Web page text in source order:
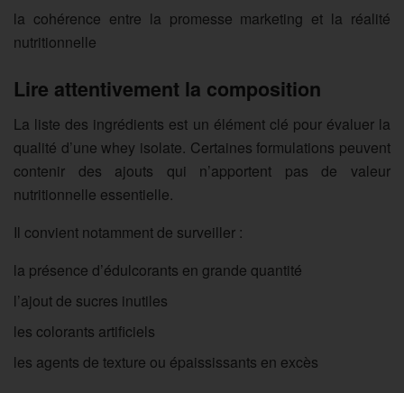
la cohérence entre la promesse marketing et la réalité
nutritionnelle
Lire attentivement la composition
La liste des ingrédients est un élément clé pour évaluer la
qualité d’une whey isolate. Certaines formulations peuvent
contenir des ajouts qui n’apportent pas de valeur
nutritionnelle essentielle.
Il convient notamment de surveiller :
la présence d’édulcorants en grande quantité
l’ajout de sucres inutiles
les colorants artificiels
les agents de texture ou épaississants en excès